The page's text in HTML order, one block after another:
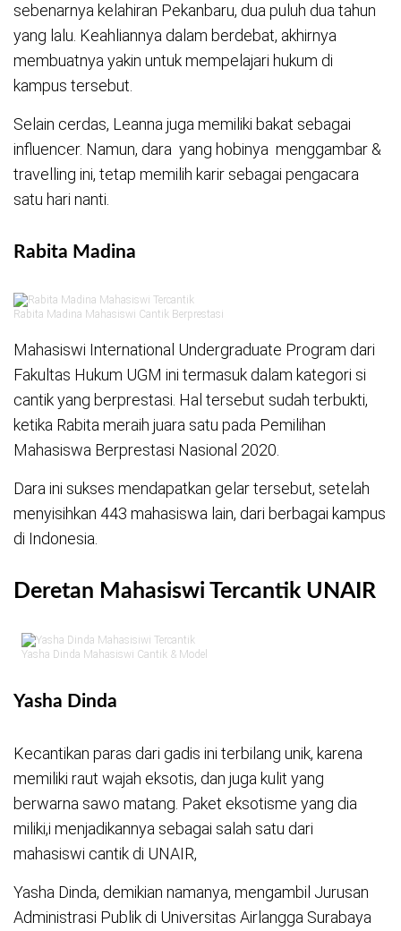
sebenarnya kelahiran Pekanbaru, dua puluh dua tahun
yang lalu. Keahliannya dalam berdebat, akhirnya
membuatnya yakin untuk mempelajari hukum di
kampus tersebut.
Selain cerdas, Leanna juga memiliki bakat sebagai
influencer. Namun, dara yang hobinya menggambar &
travelling ini, tetap memilih karir sebagai pengacara
satu hari nanti.
Rabita Madina
Rabita Madina Mahasiswi Cantik Berprestasi
Mahasiswi International Undergraduate Program dari
Fakultas Hukum UGM ini termasuk dalam kategori si
cantik yang berprestasi. Hal tersebut sudah terbukti,
ketika Rabita meraih juara satu pada Pemilihan
Mahasiswa Berprestasi Nasional 2020.
Dara ini sukses mendapatkan gelar tersebut, setelah
menyisihkan 443 mahasiswa lain, dari berbagai kampus
di Indonesia.
Deretan Mahasiswi Tercantik UNAIR
Yasha Dinda Mahasiswi Cantik & Model
Yasha Dinda
Kecantikan paras dari gadis ini terbilang unik, karena
memiliki raut wajah eksotis, dan juga kulit yang
berwarna sawo matang. Paket eksotisme yang dia
miliki,i menjadikannya sebagai salah satu dari
mahasiswi cantik di UNAIR,
Yasha Dinda, demikian namanya, mengambil Jurusan
Administrasi Publik di Universitas Airlangga Surabaya